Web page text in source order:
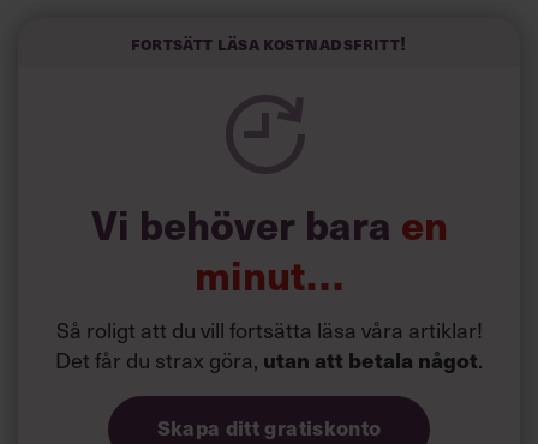
och höjt arbetsglädjen på Google:
Fortsätt läsa kostnadsfritt!
Vi behöver bara en
minut…
Så roligt att du vill fortsätta läsa våra artiklar!
Det får du strax göra, utan att betala något.
Skapa ditt gratiskonto